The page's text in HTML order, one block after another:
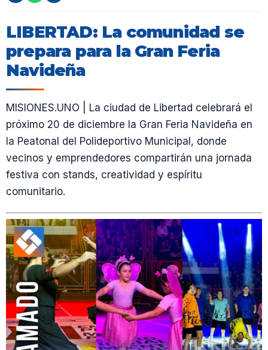
LIBERTAD: La comunidad se
prepara para la Gran Feria
Navideña
MISIONES.UNO | La ciudad de Libertad celebrará el
próximo 20 de diciembre la Gran Feria Navideña en
la Peatonal del Polideportivo Municipal, donde
vecinos y emprendedores compartirán una jornada
festiva con stands, creatividad y espíritu
comunitario.